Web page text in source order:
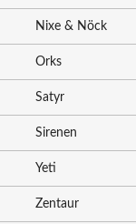
Nixe & Nöck
Orks
Satyr
Sirenen
Yeti
Zentaur